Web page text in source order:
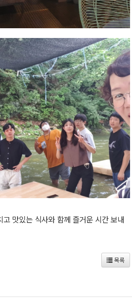
맛있는 식사와 함께 즐거운 시간 보내
목록